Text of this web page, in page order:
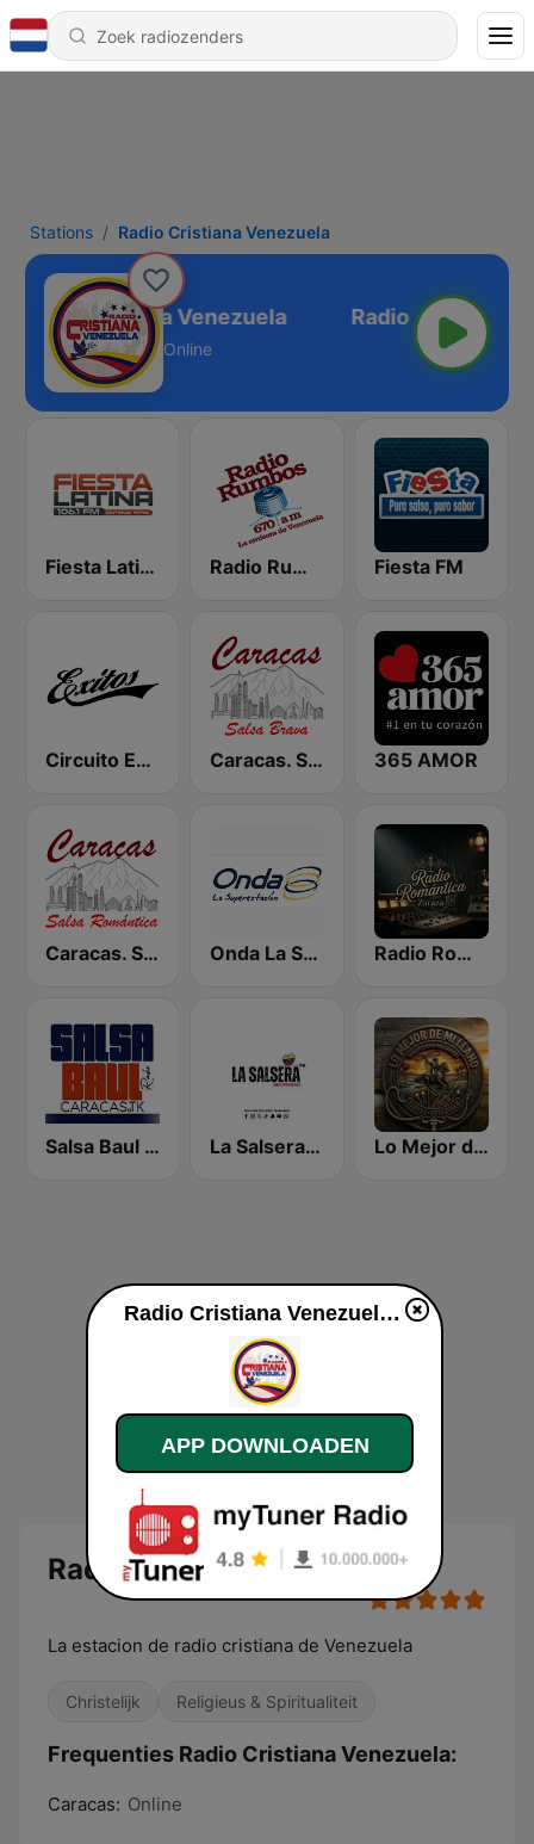
Stations Radio Cristiana Venezuela
Radio Cristiana Venezuela
Online
Fiesta Latina 106.1 FM Radio Rumbos Fiesta FM
Circuito Exitos 99.9 FM Caracas. Salsa Brava... 365 AMOR
Caracas. Salsa Romántica Onda La Superestación Radio Romántica
Salsa Baul Caracas Salsisima La Salsera FM Lo Mejor de Mi Llano
Radio Cristiana Venezuela
La estacion de radio cristiana de Venezuela
Christelijk Religieus & Spiritualiteit
Frequenties Radio Cristiana Venezuela:
Caracas: Online
Radio Cristiana Venezuela live luisteren
APP DOWNLOADEN